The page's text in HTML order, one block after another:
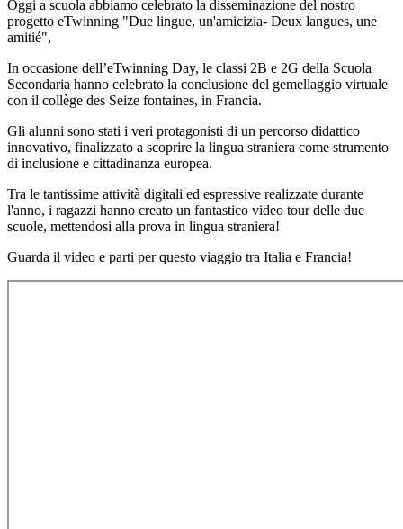
Oggi a scuola abbiamo celebrato la disseminazione del nostro
progetto eTwinning "Due lingue, un'amicizia- Deux langues, une
amitié",
In occasione dell’eTwinning Day, le classi 2B e 2G della Scuola
Secondaria hanno celebrato la conclusione del gemellaggio virtuale
con il collège des Seize fontaines, in Francia.
Gli alunni sono stati i veri protagonisti di un percorso didattico
innovativo, finalizzato a scoprire la lingua straniera come strumento
di inclusione e cittadinanza europea.
Tra le tantissime attività digitali ed espressive realizzate durante
l'anno, i ragazzi hanno creato un fantastico video tour delle due
scuole, mettendosi alla prova in lingua straniera!
Guarda il video e parti per questo viaggio tra Italia e Francia!